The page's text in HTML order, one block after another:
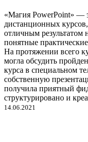
«Магия PowerPoint» —
дистанционных
отличным результатом
понятные
На протяжении всего
могла обсудить
курса в специальном
собственную
получила приятный
структурировано и
14.06.2021